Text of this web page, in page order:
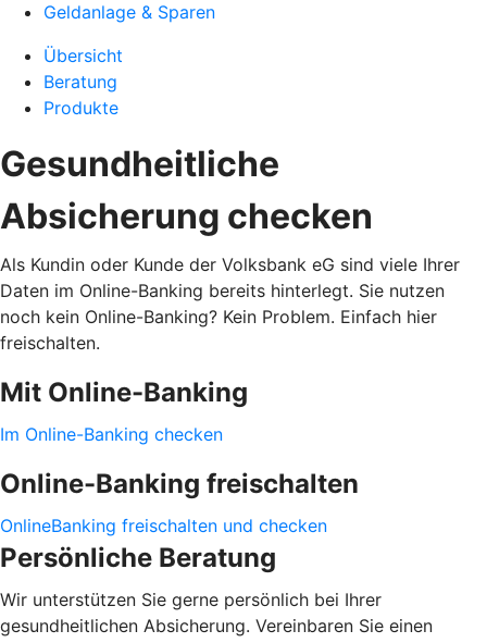
Geldanlage & Sparen
Übersicht
Beratung
Produkte
Gesundheitliche
Absicherung checken
Als Kundin oder Kunde der Volksbank eG sind viele Ihrer
Daten im Online-Banking bereits hinterlegt. Sie nutzen
noch kein Online-Banking? Kein Problem. Einfach hier
freischalten.
Mit Online-Banking
Im Online-Banking checken
Online-Banking freischalten
OnlineBanking freischalten und checken
Persönliche Beratung
Wir unterstützen Sie gerne persönlich bei Ihrer
gesundheitlichen Absicherung. Vereinbaren Sie einen